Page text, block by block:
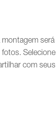
montagem será
Selecione
com seus